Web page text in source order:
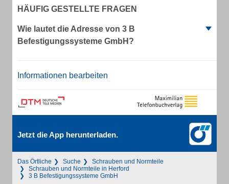
HÄUFIG GESTELLTE FRAGEN
Wie lautet die Adresse von 3 B
Befestigungssysteme GmbH?
Informationen bearbeiten
Jetzt die App herunterladen.
Das Örtliche Suche
Schrauben und Normteile
Schrauben und Normteile in Herford
3 B Befestigungssysteme GmbH